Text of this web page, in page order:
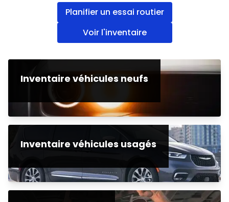
Planifier un essai routier
Voir l'inventaire
Inventaire véhicules neufs
Inventaire véhicules usagés